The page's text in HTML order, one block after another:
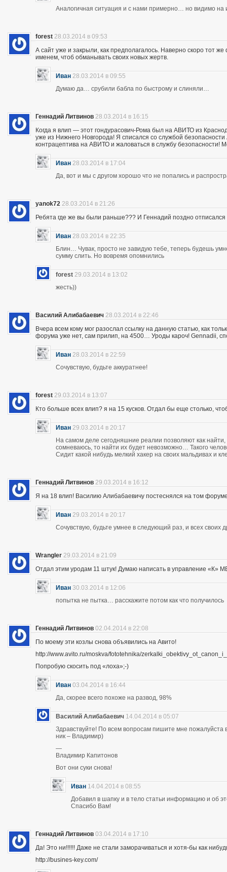
Аналогичная ситуация и с нами примерно… но видимо на
forest 28.03.2014 в 09:53
А сайт уже и закрыли, как предполагалось. Наверно скоро тот
именем, чтоб обманывать своих новых жертв.
Иван 28.03.2014 в 09:55
Думаю да… срубили бабла по быстрому и слиняли…
Геннадий Литвинов 28.03.2014 в 16:15
Когда я влип — этот гондурасович-Рома был на АВИТО из
уже из Нижнего Новгорода! Я списался со службой
контрацептива на АВИТО и жаловаться в службу безопасности!
Иван 28.03.2014 в 17:04
Да, вот и мы с другом хорошо что не попались и
yanok72 28.03.2014 в 21:26
Ребята где же вы были раньше??? И Геннадий поздно
Иван 28.03.2014 в 22:35
Блин… Чувак, просто не завидую тебе, теперь будешь
сумму слить. Но вовремя опомнились
forest 29.03.2014 в 13:02
жесть))
Василий Алибабаевич 28.03.2014 в 22:46
Вчера всем кому мог разослал ссылку на данную статью, как
форума уже нет, сам прилип, на 4500… Уроды кароч! Gennadii,
Иван 28.03.2014 в 22:59
Сочувствую, будьте аккуратнее!
forest 29.03.2014 в 13:07
Кто больше всех влип? я на 15 кусков. Отдал бы еще столько,
Иван 29.03.2014 в 20:17
На самом деле сегодняшние реалии позволяют как
сомневаюсь, то найти их будет невозможно… Такого
Сидит какой нибудь мелкий хакер на своих мальдивах и
Геннадий Литвинов 29.03.2014 в 16:12
Я на 18 влип! Василию Алибабаевичу постеснялся на том
Иван 29.03.2014 в 20:17
Сочувствую, будьте умнее в следующий раз, и всех своих
Wrangler 29.03.2014 в 21:09
Отдал этим уродам 11 штук! Думаю написать в управление «К»
Иван 30.03.2014 в 12:06
попытка не пытка… расскажите потом как что получилось
Геннадий Литвинов 02.04.2014 в 22:08
По моему эти козлы снова объявились на Авито!
http://www.avito.ru/moskva/fototehnika/
Попробую скосить под «лоха»;-)
Иван 03.04.2014 в 16:44
Да, скорее всего похоже на развод, 98%
Василий Алибабаевич 14.04.2014 в 05:07
Здравствуйте! По всем вопросам пишите мне
ник – Владимир)
—
Владимир Капитонов
Вот они суки снова!
Иван 14.04.2014 в 08:55
Добавил в шапку и в тело статьи информацию и об
Спасибо Вам!
Геннадий Литвинов 03.04.2014 в 17:10
Да! Это ни!!!!!! Даже не стали заморачиваться и хотя-бы как
http://busines-key.com/